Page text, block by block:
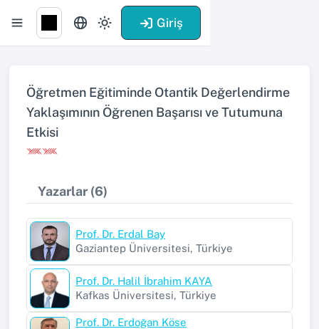
Giriş
Öğretmen Eğitiminde Otantik Değerlendirme
Yaklaşımının Öğrenen Başarısı ve Tutumuna
Etkisi
Yazarlar (6)
Prof. Dr. Erdal Bay
Gaziantep Üniversitesi, Türkiye
Prof. Dr. Halil İbrahim KAYA
Kafkas Üniversitesi, Türkiye
Prof. Dr. Erdoğan Köse